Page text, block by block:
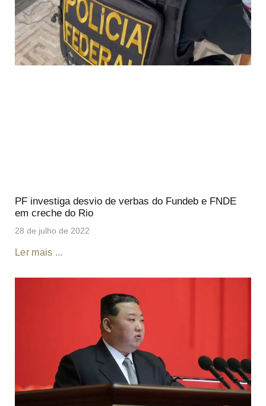
PF investiga desvio de verbas do Fundeb e FNDE
em creche do Rio
28 de julho de 2022
Ler mais ...